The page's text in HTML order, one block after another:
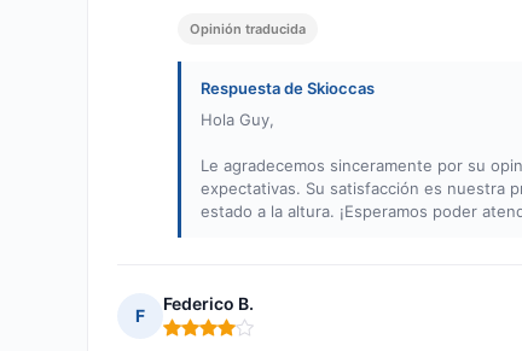
Opinión traducida
Respuesta de Skioccas
Hola Guy,
Le agradecemos sinceramente por su
expectativas. Su satisfacción es nuestra
estado a la altura. ¡Esperamos poder
F
Federico B.
Nota: 4 de 5